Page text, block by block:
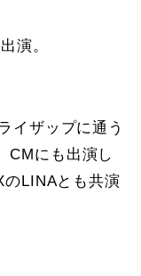
演。
イザップに通う
CMにも出演し
のLINAとも共演